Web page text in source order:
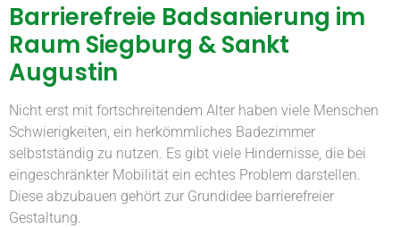
Barrierefreie Badsanierung im
Raum Siegburg & Sankt
Augustin
Nicht erst mit fortschreitendem Alter haben viele Menschen
Schwierigkeiten, ein herkömmliches Badezimmer
selbstständig zu nutzen. Es gibt viele Hindernisse, die bei
eingeschränkter Mobilität ein echtes Problem darstellen.
Diese abzubauen gehört zur Grundidee barrierefreier
Gestaltung.